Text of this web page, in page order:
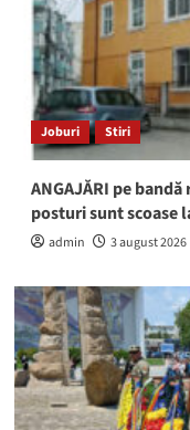
Joburi Stiri
ANGAJĂRI pe
posturi sunt scoase
admin 3 august 2026